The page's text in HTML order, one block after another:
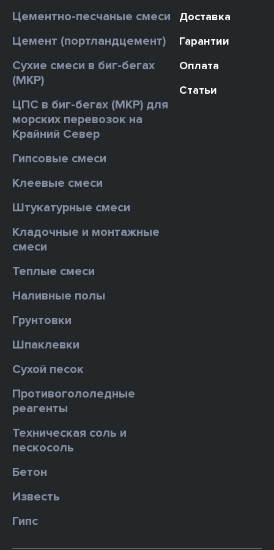
Цементно-песчаные смеси
Цемент (портландцемент)
Сухие смеси в биг-бегах
(МКР)
ЦПС в биг-бегах (МКР) для
морских перевозок на
Крайний Север
Гипсовые смеси
Клеевые смеси
Штукатурные смеси
Кладочные и монтажные
смеси
Теплые смеси
Наливные полы
Грунтовки
Шпаклевки
Сухой песок
Противогололедные
реагенты
Техническая соль и
пескосоль
Бетон
Известь
Гипс
Доставка
Гарантии
Оплата
Статьи